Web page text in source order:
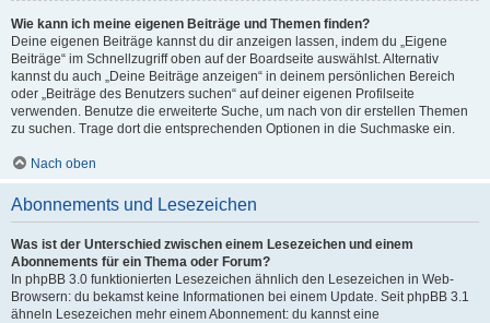
Wie kann ich meine eigenen Beiträge und Themen finden?
Deine eigenen Beiträge kannst du dir anzeigen lassen, indem du „Eigene
Beiträge“ im Schnellzugriff oben auf der Boardseite auswählst. Alternativ
kannst du auch „Deine Beiträge anzeigen“ in deinem persönlichen Bereich
oder „Beiträge des Benutzers suchen“ auf deiner eigenen Profilseite
verwenden. Benutze die erweiterte Suche, um nach von dir erstellen Themen
zu suchen. Trage dort die entsprechenden Optionen in die Suchmaske ein.
Nach oben
Abonnements und Lesezeichen
Was ist der Unterschied zwischen einem Lesezeichen und einem
Abonnements für ein Thema oder Forum?
In phpBB 3.0 funktionierten Lesezeichen ähnlich den Lesezeichen in Web-
Browsern: du bekamst keine Informationen bei einem Update. Seit phpBB 3.1
ähneln Lesezeichen mehr einem Abonnement: du kannst eine